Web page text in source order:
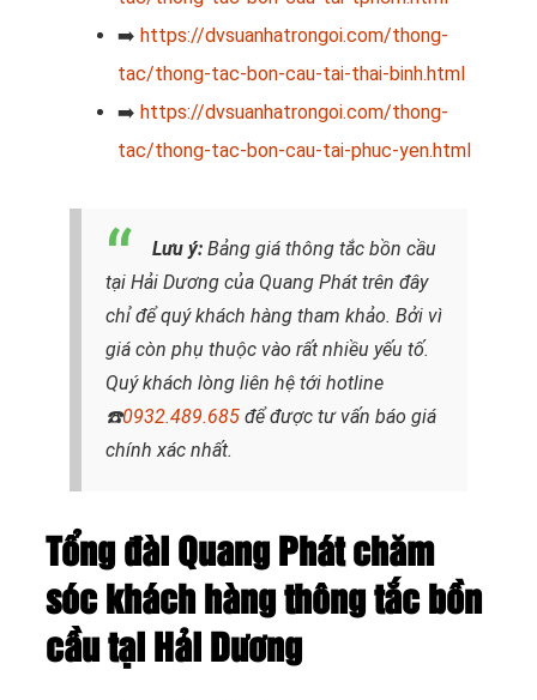
➡️ https://dvsuanhatrongoi.com/thong-
tac/thong-tac-bon-cau-tai-thai-binh.html
➡️ https://dvsuanhatrongoi.com/thong-
tac/thong-tac-bon-cau-tai-phuc-yen.html
Lưu ý: Bảng giá thông tắc bồn cầu
tại Hải Dương của Quang Phát trên đây
chỉ để quý khách hàng tham khảo. Bởi vì
giá còn phụ thuộc vào rất nhiều yếu tố.
Quý khách lòng liên hệ tới hotline
☎️0932.489.685 để được tư vấn báo giá
chính xác nhất.
Tổng đài Quang Phát chăm
sóc khách hàng thông tắc bồn
cầu tại Hải Dương